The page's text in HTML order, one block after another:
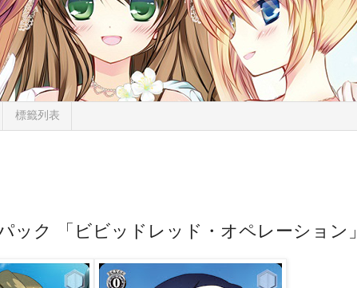
標籤列表
ック 「ビビッドレッド・オペレーション」